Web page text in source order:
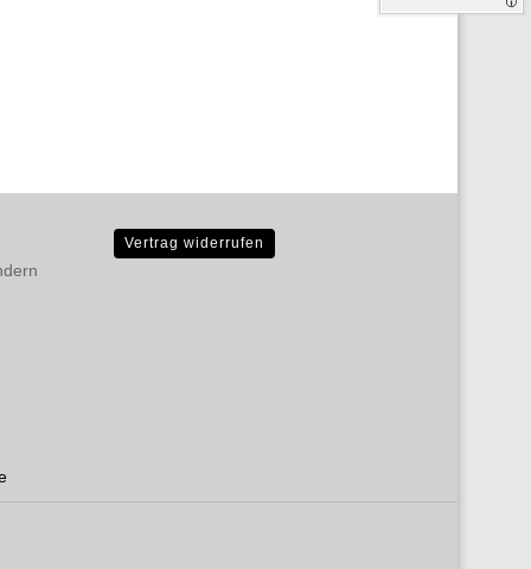
Vertrag widerrufen